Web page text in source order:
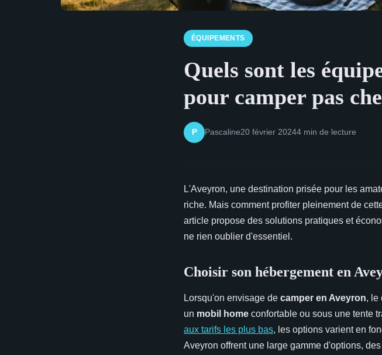
ÉQUIPEMENTS
Quels sont les
pour camper pas
P Pascaline20 février 20244 min de lecture
L'Aveyron, une destination prisée pour les
riche. Mais comment profiter pleinement de
article propose des solutions pratiques et
ne rien oublier d'essentiel.
Choisir son hébergement en
Lorsqu'on envisage de camper en Aveyron, le
un mobil home confortable ou sous une tente
aux tarifs les plus bas, les options varient en
Aveyron offrent une large gamme d'options,